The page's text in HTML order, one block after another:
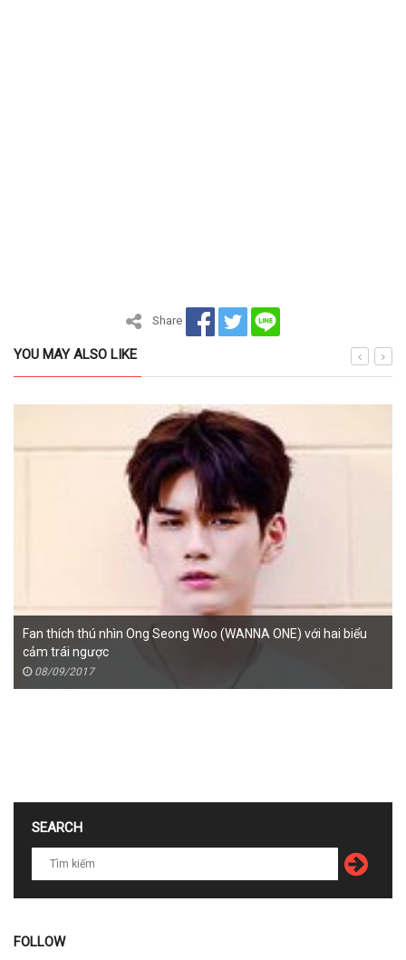
Share
YOU MAY ALSO LIKE
Fan thích thú nhìn Ong Seong Woo (WANNA ONE) với hai biểu
cảm trái ngược
08/09/2017
SEARCH
FOLLOW